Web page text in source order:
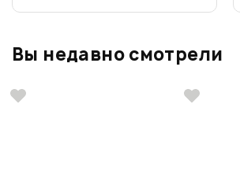
Вы недавно смотрели